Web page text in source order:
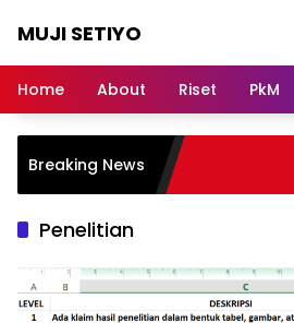
MUJI SETIYO
Bersama,
Home About Riset PkM
Breaking News
Penelitian